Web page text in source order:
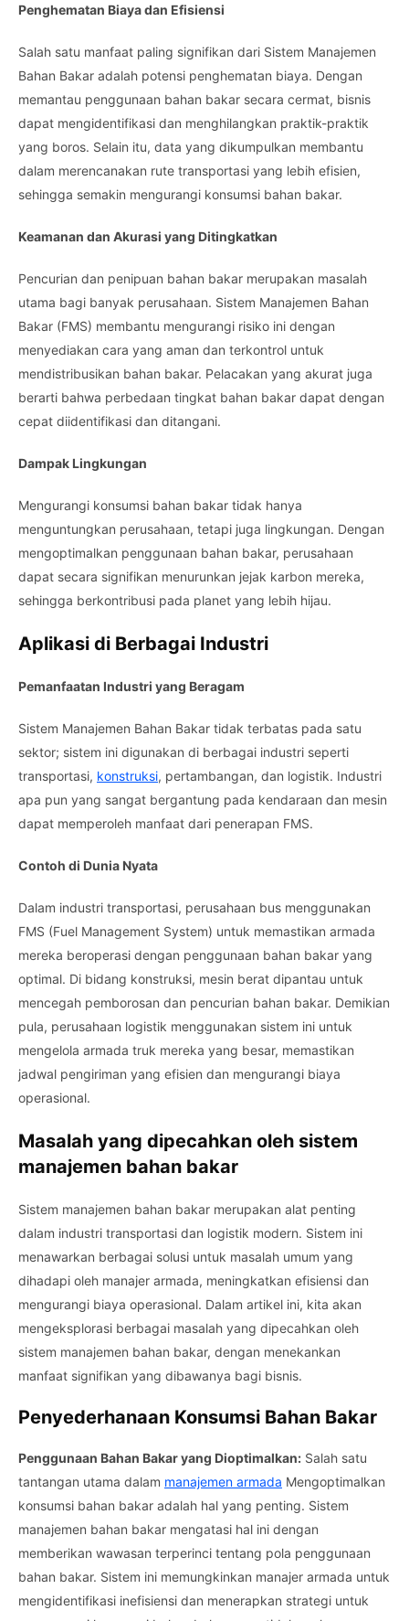
Penghematan Biaya dan Efisiensi
Salah satu manfaat paling signifikan dari Sistem Manajemen
Bahan Bakar adalah potensi penghematan biaya. Dengan
memantau penggunaan bahan bakar secara cermat, bisnis
dapat mengidentifikasi dan menghilangkan praktik-praktik
yang boros. Selain itu, data yang dikumpulkan membantu
dalam merencanakan rute transportasi yang lebih efisien,
sehingga semakin mengurangi konsumsi bahan bakar.
Keamanan dan Akurasi yang Ditingkatkan
Pencurian dan penipuan bahan bakar merupakan masalah
utama bagi banyak perusahaan. Sistem Manajemen Bahan
Bakar (FMS) membantu mengurangi risiko ini dengan
menyediakan cara yang aman dan terkontrol untuk
mendistribusikan bahan bakar. Pelacakan yang akurat juga
berarti bahwa perbedaan tingkat bahan bakar dapat dengan
cepat diidentifikasi dan ditangani.
Dampak Lingkungan
Mengurangi konsumsi bahan bakar tidak hanya
menguntungkan perusahaan, tetapi juga lingkungan. Dengan
mengoptimalkan penggunaan bahan bakar, perusahaan
dapat secara signifikan menurunkan jejak karbon mereka,
sehingga berkontribusi pada planet yang lebih hijau.
Aplikasi di Berbagai Industri
Pemanfaatan Industri yang Beragam
Sistem Manajemen Bahan Bakar tidak terbatas pada satu
sektor; sistem ini digunakan di berbagai industri seperti
transportasi, konstruksi, pertambangan, dan logistik. Industri
apa pun yang sangat bergantung pada kendaraan dan mesin
dapat memperoleh manfaat dari penerapan FMS.
Contoh di Dunia Nyata
Dalam industri transportasi, perusahaan bus menggunakan
FMS (Fuel Management System) untuk memastikan armada
mereka beroperasi dengan penggunaan bahan bakar yang
optimal. Di bidang konstruksi, mesin berat dipantau untuk
mencegah pemborosan dan pencurian bahan bakar. Demikian
pula, perusahaan logistik menggunakan sistem ini untuk
mengelola armada truk mereka yang besar, memastikan
jadwal pengiriman yang efisien dan mengurangi biaya
operasional.
Masalah yang dipecahkan oleh sistem
manajemen bahan bakar
Sistem manajemen bahan bakar merupakan alat penting
dalam industri transportasi dan logistik modern. Sistem ini
menawarkan berbagai solusi untuk masalah umum yang
dihadapi oleh manajer armada, meningkatkan efisiensi dan
mengurangi biaya operasional. Dalam artikel ini, kita akan
mengeksplorasi berbagai masalah yang dipecahkan oleh
sistem manajemen bahan bakar, dengan menekankan
manfaat signifikan yang dibawanya bagi bisnis.
Penyederhanaan Konsumsi Bahan Bakar
Penggunaan Bahan Bakar yang Dioptimalkan: Salah satu
tantangan utama dalam manajemen armada Mengoptimalkan
konsumsi bahan bakar adalah hal yang penting. Sistem
manajemen bahan bakar mengatasi hal ini dengan
memberikan wawasan terperinci tentang pola penggunaan
bahan bakar. Sistem ini memungkinkan manajer armada untuk
mengidentifikasi inefisiensi dan menerapkan strategi untuk